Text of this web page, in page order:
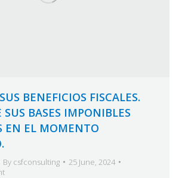
BENEFICIOS FISCALES.
SUS BASES IMPONIBLES
EN EL MOMENTO
By csfconsulting
25 June, 2024